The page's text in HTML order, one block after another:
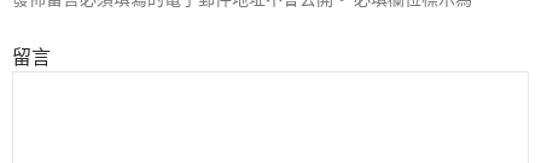
留言